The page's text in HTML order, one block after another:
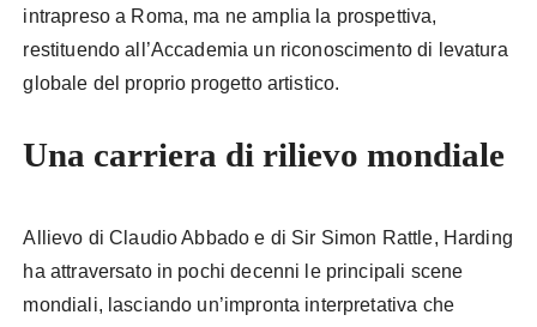
intrapreso a Roma, ma ne amplia la prospettiva,
restituendo all’Accademia un riconoscimento di levatura
globale del proprio progetto artistico.
Una carriera di rilievo mondiale
Allievo di Claudio Abbado e di Sir Simon Rattle, Harding
ha attraversato in pochi decenni le principali scene
mondiali, lasciando un’impronta interpretativa che